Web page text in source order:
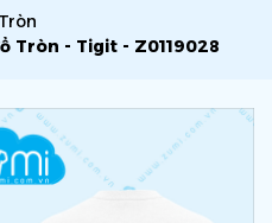
Tròn - Tigit - Z0119028